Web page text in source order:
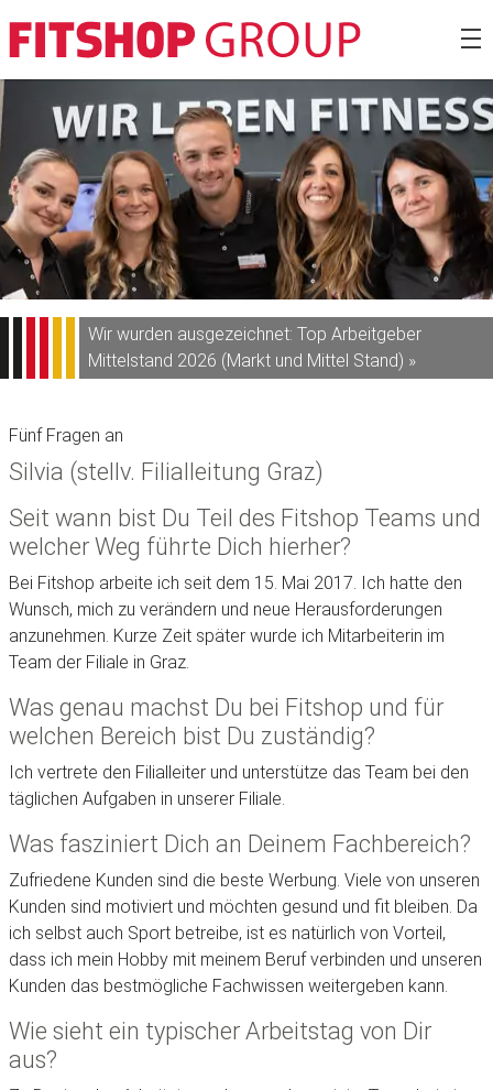
Zum
Inhalt
springen
Fitshop
Wir wurden ausgezeichnet: Top Arbeitgeber
Mittelstand 2026 (Markt und Mittel Stand) »
Fünf Fragen an
Silvia (stellv. Filialleitung Graz)
Seit wann bist Du Teil des Fitshop Teams und
welcher Weg führte Dich hierher?
Bei Fitshop arbeite ich seit dem 15. Mai 2017. Ich hatte den
Wunsch, mich zu verändern und neue Herausforderungen
anzunehmen. Kurze Zeit später wurde ich Mitarbeiterin im
Team der Filiale in Graz.
Was genau machst Du bei Fitshop und für
welchen Bereich bist Du zuständig?
Ich vertrete den Filialleiter und unterstütze das Team bei den
täglichen Aufgaben in unserer Filiale.
Was fasziniert Dich an Deinem Fachbereich?
Zufriedene Kunden sind die beste Werbung. Viele von unseren
Kunden sind motiviert und möchten gesund und fit bleiben. Da
ich selbst auch Sport betreibe, ist es natürlich von Vorteil,
dass ich mein Hobby mit meinem Beruf verbinden und unseren
Kunden das bestmögliche Fachwissen weitergeben kann.
Wie sieht ein typischer Arbeitstag von Dir
aus?